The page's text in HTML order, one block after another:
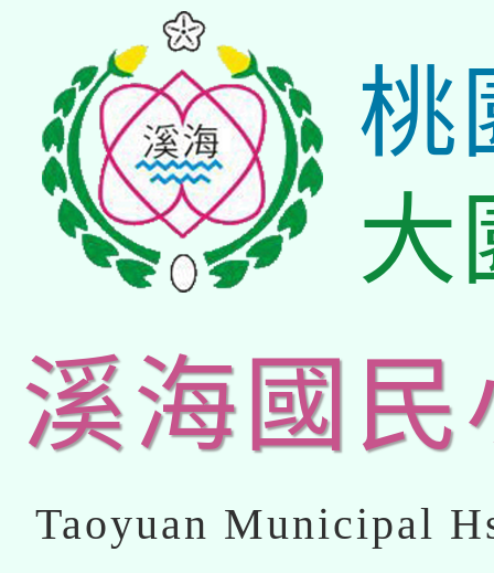
桃
大
溪海國民
Taoyuan Municipal